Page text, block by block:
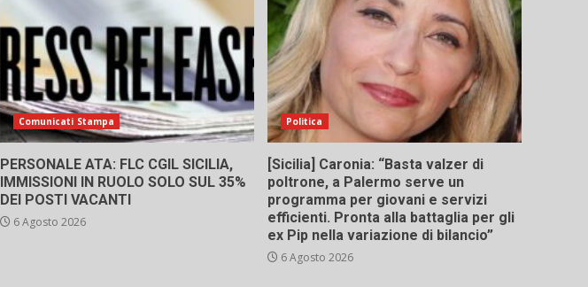
Comunicati Stampa
PERSONALE ATA: FLC CGIL SICILIA,
IMMISSIONI IN RUOLO SOLO SUL 35%
DEI POSTI VACANTI
6 Agosto 2026
Politica
[Sicilia] Caronia: “Basta valzer di
poltrone, a Palermo serve un
programma per giovani e servizi
efficienti. Pronta alla battaglia per gli
ex Pip nella variazione di bilancio”
6 Agosto 2026